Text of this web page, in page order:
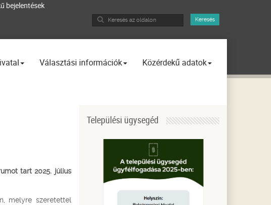
bejelentések
Search
Keresés
Választási információk Közérdekű adatok
tart 2025. július
melyre szeretettel
Települési ügysegéd